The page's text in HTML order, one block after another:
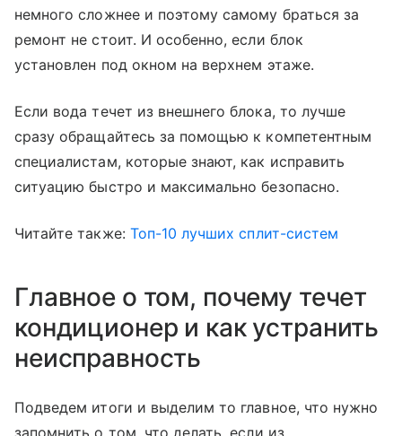
немного сложнее и поэтому самому браться за
ремонт не стоит. И особенно, если блок
установлен под окном на верхнем этаже.
Если вода течет из внешнего блока, то лучше
сразу обращайтесь за помощью к компетентным
специалистам, которые знают, как исправить
ситуацию быстро и максимально безопасно.
Читайте также: Топ-10 лучших сплит-систем
Главное о том, почему течет
кондиционер и как устранить
неисправность
Подведем итоги и выделим то главное, что нужно